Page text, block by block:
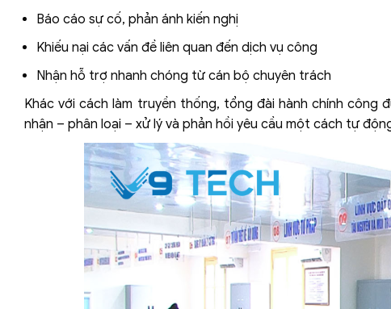
Báo cáo sự cố, phản ánh kiến nghị
Khiếu nại các vấn đề liên quan đến dịch vụ công
Nhận hỗ trợ nhanh chóng từ cán bộ chuyên trách
Khác với cách làm truyền thống, tổng đài hành chính
nhận – phân loại – xử lý và phản hồi yêu cầu một cách tự